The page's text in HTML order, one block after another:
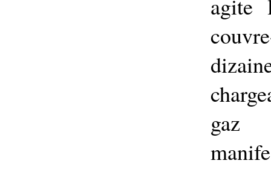
agite
gaz